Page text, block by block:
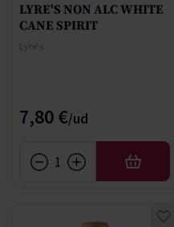
LYRE'S NON ALC WHITE
CANE SPIRIT
Lyre's
7,80 €
AÑADIR